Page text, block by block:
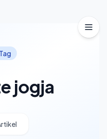
Tag
jogja